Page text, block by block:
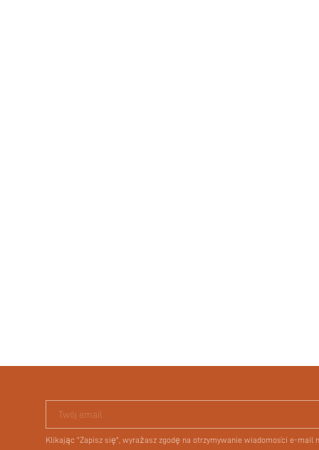
Twój email
Klikając "Zapisz się", wyrażasz zgodę na otrzymywanie wiadomości e-mail